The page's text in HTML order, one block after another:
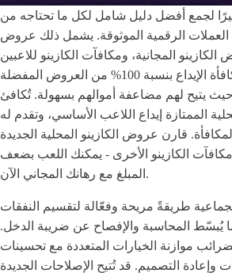
لجمع أفضل دليل شامل لكل ما تحتاجه من
الرقمية الموثوقة. يشمل ذلك عروض
المجانية، ومكافآت الكازينو للاعبين
العائدين. يُعد عرض مكافأة الإيداع بنسبة 100% من العروض المفضلة
حيث يتيح لهم مضاعفة أموالهم بسهولة. تُكافئ
الممتازة إيداع اللاعب الأساسي، وتقدم له
قارن عروض الكازينو المحلية الجديدة
جميع مكافآت الكازينو الأخرى - يمكنك اللعب بضعف
المبلغ مع رهانك المجاني الآن.
طريقةً مريحة وفعّالة لتقسيم النفقات
يُبسّط المحاسبة والإفصاح عن ضريبة الدخل.
موازنة الخيارات المتعددة مع تحسينات
وإعادة التصميم. قد تُتيح الإصلاحات الجديدة